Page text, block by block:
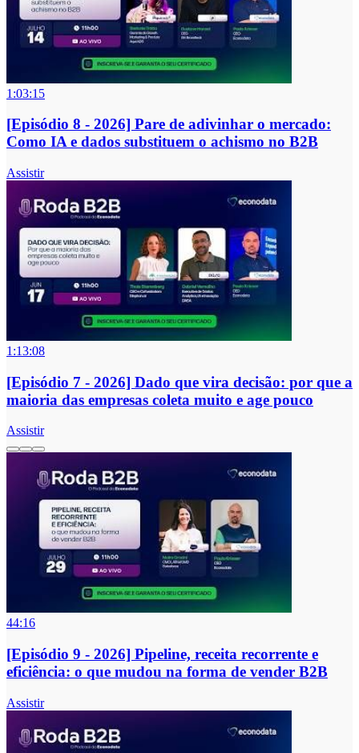
1:03:15
[Episódio 8 - 2026] Pare de adivinhar o mercado:
Como IA e dados substituem o achismo no B2B
Assistir
1:13:08
[Episódio 7 - 2026] Dado que vira decisão: por que a
maioria das empresas coleta muito e age pouco
Assistir
44:16
[Episódio 9 - 2026] Pipeline, receita recorrente e
eficiência: o que mudou na forma de vender B2B
Assistir